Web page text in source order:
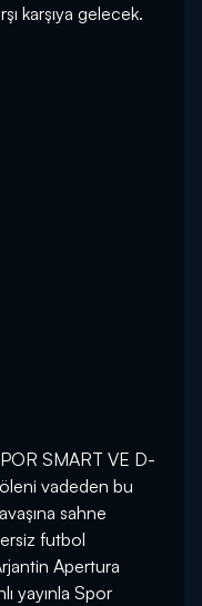
karşıya gelecek.
SMART VE D-
vadeden bu
sahne
futbol
Apertura
yayınla Spor